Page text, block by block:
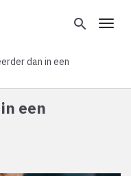
search
dan in een
een